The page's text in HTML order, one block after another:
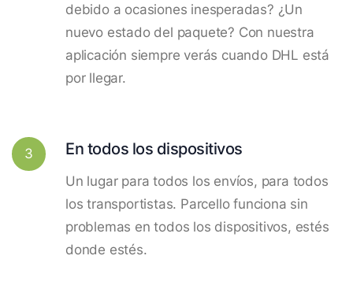
debido a ocasiones inesperadas? ¿Un
nuevo estado del paquete? Con nuestra
aplicación siempre verás cuando DHL está
por llegar.
3 En todos los dispositivos
Un lugar para todos los envíos, para todos
los transportistas. Parcello funciona sin
problemas en todos los dispositivos, estés
donde estés.